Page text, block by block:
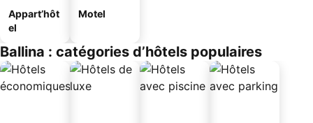
Appart’hôt
el
Motel
Ballina : catégories d’hôtels populaires